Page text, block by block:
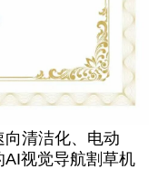
清洁化、电动
视觉导航割草机